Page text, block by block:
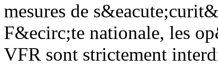
mesures de
F&ecirc;te nationale, les
VFR sont strictement